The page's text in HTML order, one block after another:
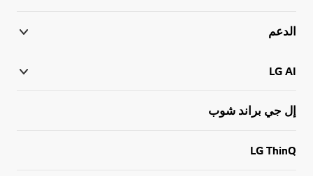
الدعم
LG AI
إل جي براند شوب
LG ThinQ